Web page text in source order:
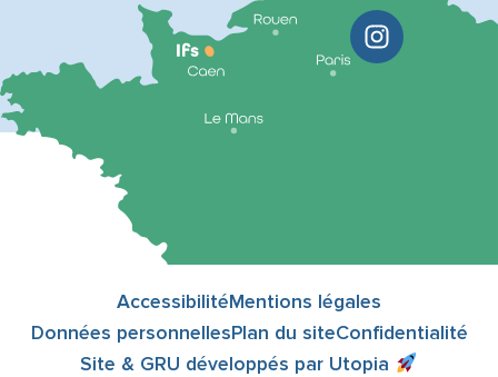
AccessibilitéMentions légales
Données personnellesPlan du siteConfidentialité
Site & GRU développés par Utopia